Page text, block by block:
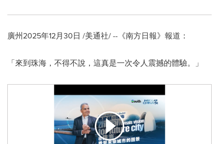
廣州2025年12月30日 /美通社/ --《南方日報》報道：
「來到珠海，不得不說，這真是一次令人震撼的體驗。」